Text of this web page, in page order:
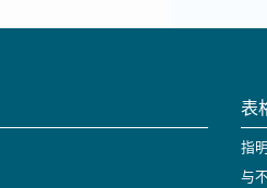
表
指
与